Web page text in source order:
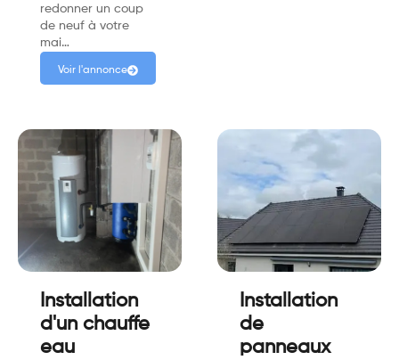
redonner un coup
de neuf à votre
mai…
Voir l'annonce
Installation
d'un chauffe
eau
Installation
de
panneaux